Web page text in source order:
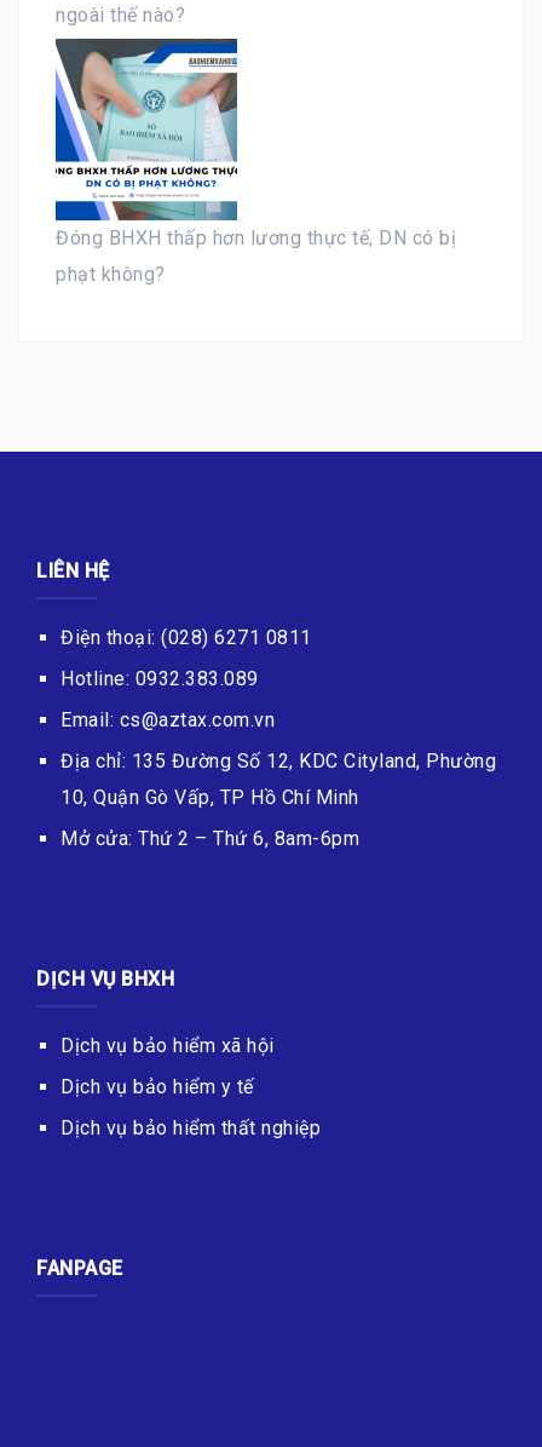
ngoài thế nào?
Đóng BHXH thấp hơn lương thực tế, DN có bị
phạt không?
LIÊN HỆ
Điện thoại: (028) 6271 0811
Hotline: 0932.383.089
Email: cs@aztax.com.vn
Địa chỉ: 135 Đường Số 12, KDC Cityland, Phường
10, Quận Gò Vấp, TP Hồ Chí Minh
Mở cửa: Thứ 2 – Thứ 6, 8am-6pm
DỊCH VỤ BHXH
Dịch vụ bảo hiểm xã hội
Dịch vụ bảo hiểm y tế
Dịch vụ bảo hiểm thất nghiệp
FANPAGE